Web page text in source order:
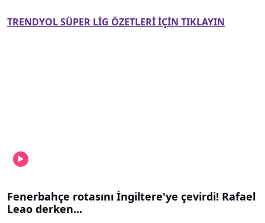
TRENDYOL SÜPER LİG ÖZETLERİ İÇİN TIKLAYIN
Fenerbahçe rotasını İngiltere'ye çevirdi! Rafael
Leao derken...